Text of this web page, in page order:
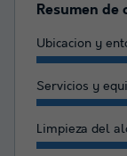
Resumen de
Ubicacion y
Servicios y
Limpieza del